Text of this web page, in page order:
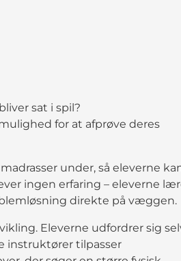
sat i spil?
for at afprøve deres
under, så eleverne
ingen erfaring – eleverne
direkte på væggen.
Eleverne udfordrer sig
instruktører tilpasser